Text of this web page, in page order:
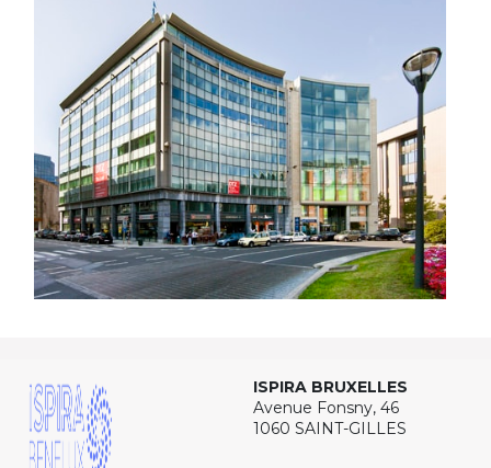
ISPIRA BRUXELLES
Avenue Fonsny, 46
1060 SAINT-GILLES